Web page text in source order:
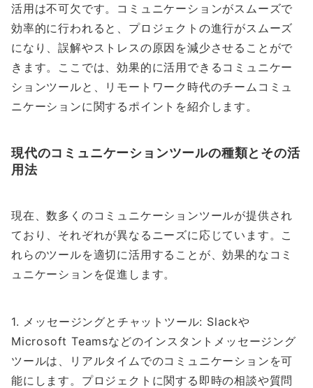
活用は不可欠です。コミュニケーションがスムーズで
効率的に行われると、プロジェクトの進行がスムーズ
になり、誤解やストレスの原因を減少させることがで
きます。ここでは、効果的に活用できるコミュニケー
ションツールと、リモートワーク時代のチームコミュ
ニケーションに関するポイントを紹介します。
現代のコミュニケーションツールの種類とその活
用法
現在、数多くのコミュニケーションツールが提供され
ており、それぞれが異なるニーズに応じています。こ
れらのツールを適切に活用することが、効果的なコミ
ュニケーションを促進します。
1. メッセージングとチャットツール: Slackや
Microsoft Teamsなどのインスタントメッセージング
ツールは、リアルタイムでのコミュニケーションを可
能にします。プロジェクトに関する即時の相談や質問